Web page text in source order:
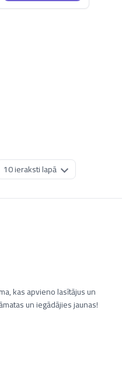
kas apvieno lasītājus un
un iegādājies jaunas!